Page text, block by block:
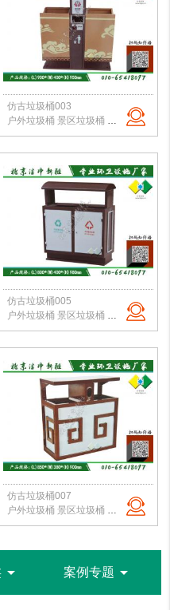
仿古垃圾桶003
户外垃圾桶 景区垃圾桶 古镇垃圾桶定制 仿古垃圾箱定制 公园果皮箱 北京垃圾桶
仿古垃圾桶005
户外垃圾桶 景区垃圾桶 古镇垃圾桶定制 仿古垃圾箱定制 公园果皮箱 北京垃圾桶
仿古垃圾桶007
户外垃圾桶 景区垃圾桶 古镇垃圾桶定制 仿古垃圾箱定制 公园果皮箱 北京垃圾桶
arrow_drop_down 案例专题 arrow_drop_down